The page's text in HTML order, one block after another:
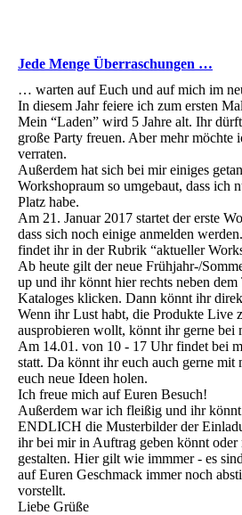
Jede Menge Überraschungen …
… warten auf Euch und auf mich im
In diesem Jahr feiere ich zum ersten
Mein “Laden” wird 5 Jahre alt. Ihr
große Party freuen. Aber mehr möchte
verraten.
Außerdem hat sich bei mir einiges
Workshopraum so umgebaut, dass ich
Platz habe.
Am 21. Januar 2017 startet der erste
dass sich noch einige anmelden
findet ihr in der Rubrik “aktueller
Ab heute gilt der neue Frühjahr-/
up und ihr könnt hier rechts neben dem
Kataloges klicken. Dann könnt ihr
Wenn ihr Lust habt, die Produkte Live
ausprobieren wollt, könnt ihr gerne bei
Am 14.01. von 10 - 17 Uhr findet bei
statt. Da könnt ihr euch auch gerne mit
euch neue Ideen holen.
Ich freue mich auf Euren Besuch!
Außerdem war ich fleißig und ihr könnt
ENDLICH die Musterbilder der
ihr bei mir in Auftrag geben könnt oder
gestalten. Hier gilt wie immmer - es
auf Euren Geschmack immer noch
vorstellt.
Liebe Grüße